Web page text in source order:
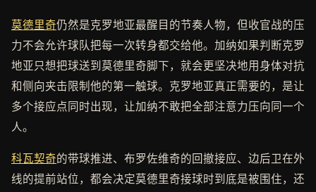
莫德里奇仍然是克罗地亚最醒目的节奏人物，但收官战的压
力不会允许球队把每一次转身都交给他。加纳如果判断克罗
地亚只想把球送到莫德里奇脚下，就会更坚决地用身体对抗
和侧向夹击限制他的第一触球。克罗地亚真正需要的，是让
多个接应点同时出现，让加纳不敢把全部注意力压向同一个
人。
科瓦契奇的带球推进、布罗佐维奇的回撤接应、边后卫在外
线的提前站位，都会决定莫德里奇接球时到底是被围住，还